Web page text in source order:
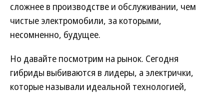
сложнее в производстве и обслуживании, чем
чистые электромобили, за которыми,
несомненно, будущее.
Но давайте посмотрим на рынок. Сегодня
гибриды выбиваются в лидеры, а электрички,
которые называли идеальной технологией,